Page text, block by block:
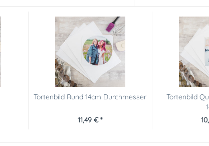
Tortenbild Rund 14cm Durchmesser
11,49 € *
Tortenbild